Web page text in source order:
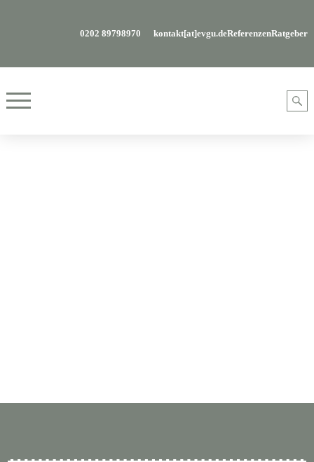
0202 89798970 kontakt[at]evgu.deReferenzenRatgeber